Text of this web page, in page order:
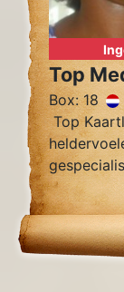
Top
Box: 18
Top